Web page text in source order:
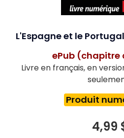
L'Espagne et le
ePub (chapitre
Livre en français, en
Produit
4,99